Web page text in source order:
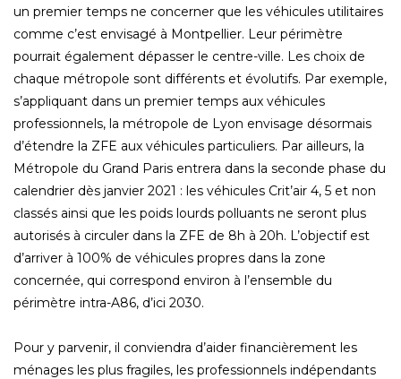
un premier temps ne concerner que les véhicules utilitaires
comme c’est envisagé à Montpellier. Leur périmètre
pourrait également dépasser le centre-ville. Les choix de
chaque métropole sont différents et évolutifs. Par exemple,
s’appliquant dans un premier temps aux véhicules
professionnels, la métropole de Lyon envisage désormais
d’étendre la ZFE aux véhicules particuliers. Par ailleurs, la
Métropole du Grand Paris entrera dans la seconde phase du
calendrier dès janvier 2021 : les véhicules Crit’air 4, 5 et non
classés ainsi que les poids lourds polluants ne seront plus
autorisés à circuler dans la ZFE de 8h à 20h. L’objectif est
d’arriver à 100% de véhicules propres dans la zone
concernée, qui correspond environ à l’ensemble du
périmètre intra-A86, d’ici 2030.
Pour y parvenir, il conviendra d’aider financièrement les
ménages les plus fragiles, les professionnels indépendants